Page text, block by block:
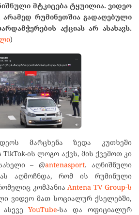
მტკიცება ტყუილია. ვიდეო
რუმინეთშია გადაღებული
აქციას არ ასახავს.
)
მარცხენა ზედა კუთხეში
ის ლოგო აქვს, მის ქვემოთ კი
– @antenasport. აღნიშნული
აღმოჩნდა, რომ ის რუმინული
კომპანია Antena TV Group-ს
ვიდეო მათ სოციალურ ქსელებში,
ასევეYouTube-სა და ოფიციალურ